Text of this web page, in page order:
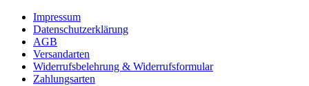
Impressum
Datenschutzerklärung
AGB
Versandarten
Widerrufsbelehrung & Widerrufsformular
Zahlungsarten